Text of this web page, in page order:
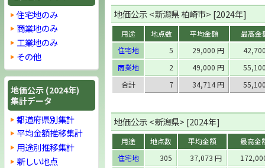
住宅地のみ
商業地のみ
工業地のみ
その他
地価公示 (2024年)
集計データ
都道府県別集計
平均金額推移集計
用途別推移集計
新しい地点
地価公示 <新潟県 柏崎市> [2024年]
用途 地点数 平均金額
最高金
住宅地
5 29,000 円
商業地
2 49,000 円
合計
7 34,714 円
地価公示 <新潟県> [2024年]
用途 地点数 平均金額
最高金
住宅地
305 37,073 円